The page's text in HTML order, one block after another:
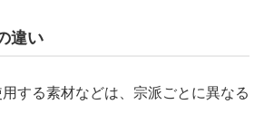
違い
する素材などは、宗派ごとに異なる